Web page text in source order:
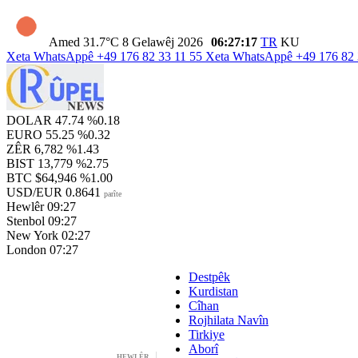
Amed 31.7°C 8 Gelawêj 2026 06:27:18 TR KU
Xeta WhatsAppê +49 176 82 33 11 55 Xeta WhatsAppê +49 176 82
DOLAR 47.74 %0.18
EURO 55.25 %0.32
ZÊR 6,782 %1.43
BIST 13,779 %2.75
BTC $64,946 %1.00
USD/EUR 0.8641 parîte
Hewlêr 09:27
Stenbol 09:27
New York 02:27
London 07:27
Destpêk
Kurdistan
Cîhan
Rojhilata Navîn
Tirkiye
Aborî